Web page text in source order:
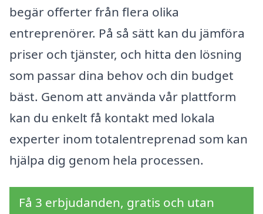
begär offerter från flera olika
entreprenörer. På så sätt kan du jämföra
priser och tjänster, och hitta den lösning
som passar dina behov och din budget
bäst. Genom att använda vår plattform
kan du enkelt få kontakt med lokala
experter inom totalentreprenad som kan
hjälpa dig genom hela processen.
Få 3 erbjudanden, gratis och utan